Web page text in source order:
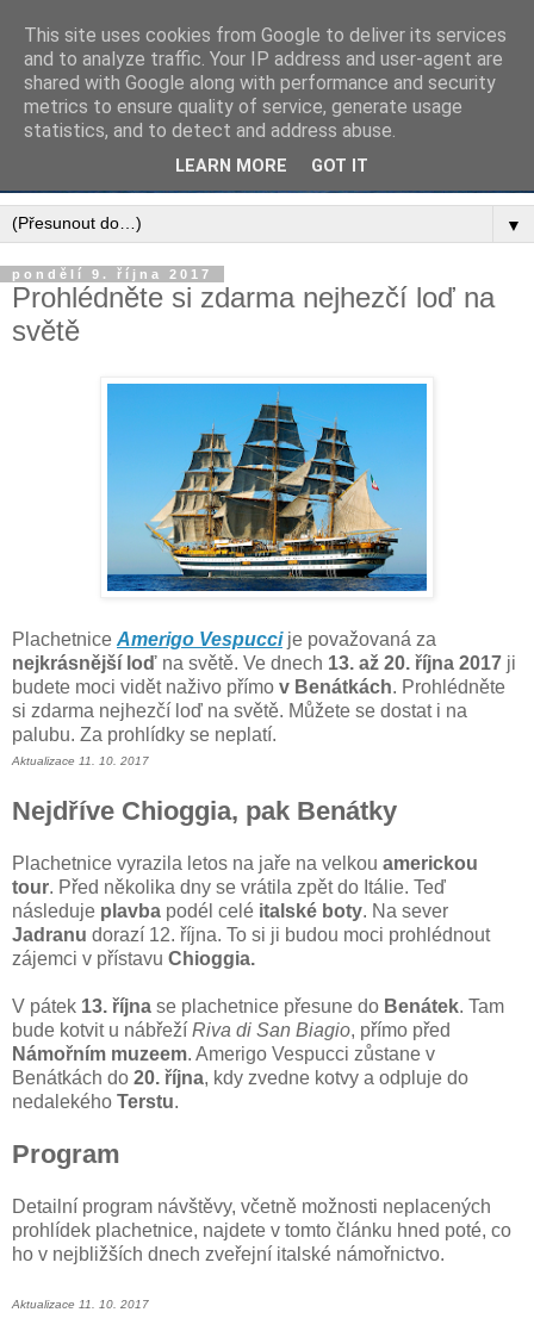
▼
pondělí 9. října 2017
Prohlédněte si zdarma nejhezčí loď na
světě
Plachetnice Amerigo Vespuccije považovaná za
nejkrásnější loď na světě. Ve dnech 13. až 20. října 2017 ji
budete moci vidět naživo přímo v Benátkách. Prohlédněte
si zdarma nejhezčí loď na světě. Můžete se dostat i na
palubu. Za prohlídky se neplatí.
Aktualizace 11. 10. 2017
Nejdříve Chioggia, pak Benátky
Plachetnice vyrazila letos na jaře na velkou americkou
tour. Před několika dny se vrátila zpět do Itálie. Teď
následuje plavba podél celé italské boty. Na sever
Jadranu dorazí 12. října. To si ji budou moci prohlédnout
zájemci v přístavu Chioggia.
V pátek 13. října se plachetnice přesune do Benátek. Tam
bude kotvit u nábřeží Riva di San Biagio, přímo před
Námořním muzeem. Amerigo Vespucci zůstane v
Benátkách do 20. října, kdy zvedne kotvy a odpluje do
nedalekého Terstu.
Program
Detailní program návštěvy, včetně možnosti neplacených
prohlídek plachetnice, najdete v tomto článku hned poté, co
ho v nejbližších dnech zveřejní italské námořnictvo.
Aktualizace 11. 10. 2017
This site uses cookies from Google to deliver its services
and to analyze traffic. Your IP address and user-agent are
shared with Google along with performance and security
metrics to ensure quality of service, generate usage
statistics, and to detect and address abuse.
LEARN MORE GOT IT